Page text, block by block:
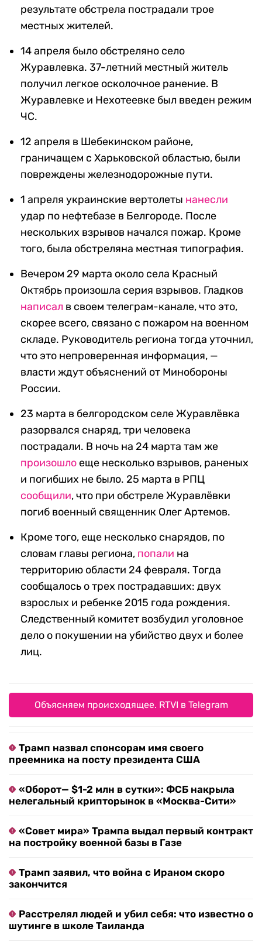
результате обстрела пострадали трое
местных жителей.
14 апреля было обстреляно село
Журавлевка. 37-летний местный житель
получил легкое осколочное ранение. В
Журавлевке и Нехотеевке был введен режим
ЧС.
12 апреля в Шебекинском районе,
граничащем с Харьковской областью, были
повреждены железнодорожные пути.
1 апреля украинские вертолеты нанесли
удар по нефтебазе в Белгороде. После
нескольких взрывов начался пожар. Кроме
того, была обстреляна местная типография.
Вечером 29 марта около села Красный
Октябрь произошла серия взрывов. Гладков
написал в своем телеграм-канале, что это,
скорее всего, связано с пожаром на военном
складе. Руководитель региона тогда уточнил,
что это непроверенная информация, —
власти ждут объяснений от Минобороны
России.
23 марта в белгородском селе Журавлёвка
разорвался снаряд, три человека
пострадали. В ночь на 24 марта там же
произошлоеще несколько взрывов, раненых
и погибших не было. 25 марта в РПЦ
сообщили, что при обстреле Журавлёвки
погиб военный священник Олег Артемов.
Кроме того, еще несколько снарядов, по
словам главы региона, попали на
территорию области 24 февраля. Тогда
сообщалось о трех пострадавших: двух
взрослых и ребенке 2015 года рождения.
Следственный комитет возбудил уголовное
дело о покушении на убийство двух и более
лиц.
Объясняем происходящее. RTVI в Telegram
Трамп назвал спонсорам имя своего
преемника на посту президента США
«Оборот— $1-2 млн в сутки»: ФСБ накрыла
нелегальный крипторынок в «Москва-Сити»
«Совет мира» Трампа выдал первый контракт
на постройку военной базы в Газе
Трамп заявил, что война с Ираном скоро
закончится
Расстрелял людей и убил себя: что известно о
шутинге в школе Таиланда